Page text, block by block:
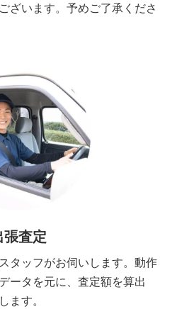
ざいます。予めご了承くださ
張査定
タッフがお伺いします。動作
ータを元に、査定額を算出
ます。